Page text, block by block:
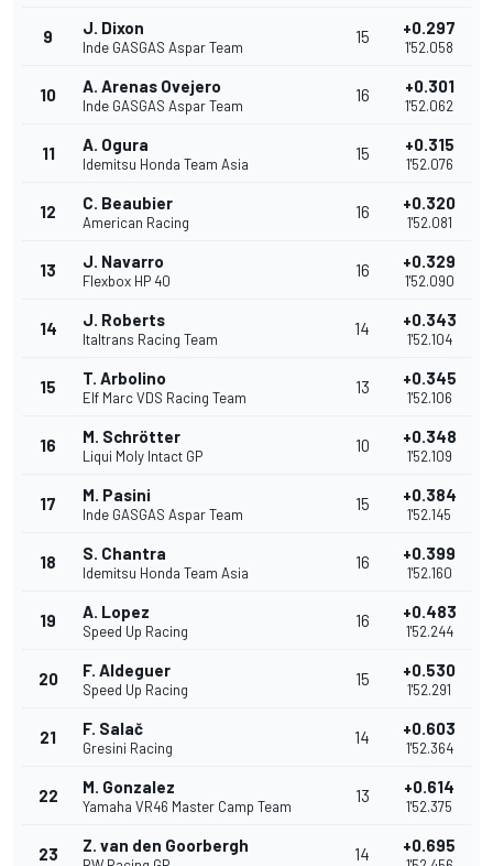
9 J. Dixon
Inde GASGAS Aspar Team
15 +0.297
1'52.058
10 A. Arenas Ovejero
Inde GASGAS Aspar Team
16 +0.301
1'52.062
11 A. Ogura
Idemitsu Honda Team Asia
15 +0.315
1'52.076
12 C. Beaubier
American Racing
16 +0.320
1'52.081
13 J. Navarro
Flexbox HP 40
16 +0.329
1'52.090
14 J. Roberts
Italtrans Racing Team
14 +0.343
1'52.104
15 T. Arbolino
Elf Marc VDS Racing Team
13 +0.345
1'52.106
16 M. Schrötter
Liqui Moly Intact GP
10 +0.348
1'52.109
17 M. Pasini
Inde GASGAS Aspar Team
15 +0.384
1'52.145
18 S. Chantra
Idemitsu Honda Team Asia
16 +0.399
1'52.160
19 A. Lopez
Speed Up Racing
16 +0.483
1'52.244
20 F. Aldeguer
Speed Up Racing
15 +0.530
1'52.291
21 F. Salač
Gresini Racing
14 +0.603
1'52.364
22 M. Gonzalez
Yamaha VR46 Master Camp Team
13 +0.614
1'52.375
23 Z. van den Goorbergh 14 +0.695